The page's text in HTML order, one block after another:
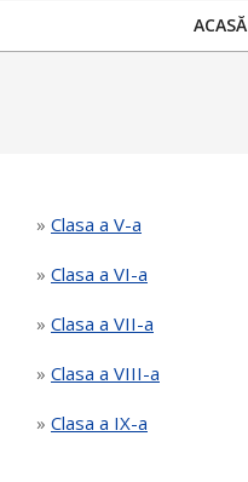
ACASĂ
» Clasa a V-a
» Clasa a VI-a
» Clasa a VII-a
» Clasa a VIII-a
» Clasa a IX-a